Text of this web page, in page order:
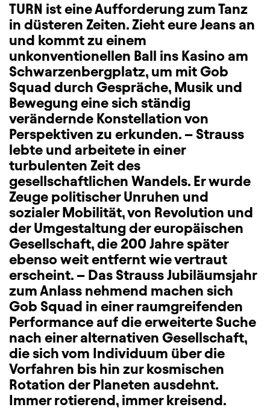
TURN ist eine Aufforderung zum Tanz
in düsteren Zeiten. Zieht eure Jeans an
und kommt zu einem
unkonventionellen Ball ins Kasino am
Schwarzenbergplatz, um mit Gob
Squad durch Gespräche, Musik und
Bewegung eine sich ständig
verändernde Konstellation von
Perspektiven zu erkunden. – Strauss
lebte und arbeitete in einer
turbulenten Zeit des
gesellschaftlichen Wandels. Er wurde
Zeuge politischer Unruhen und
sozialer Mobilität, von Revolution und
der Umgestaltung der europäischen
Gesellschaft, die 200 Jahre später
ebenso weit entfernt wie vertraut
erscheint. – Das Strauss Jubiläumsjahr
zum Anlass nehmend machen sich
Gob Squad in einer raumgreifenden
Performance auf die erweiterte Suche
nach einer alternativen Gesellschaft,
die sich vom Individuum über die
Vorfahren bis hin zur kosmischen
Rotation der Planeten ausdehnt.
Immer rotierend, immer kreisend.